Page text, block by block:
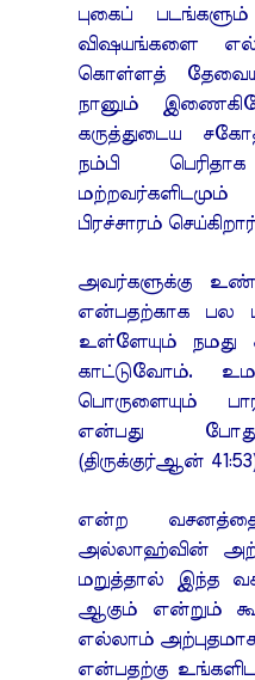
புகைப்
விஷயங்களை
கொள்ளத்
நானும்
கருத்துடைய
நம்பி
பிரச்சாரம்
அவர்களுக்கு
என்பதற்காக பல
உள்ளேயும் நமது
காட்டுவோம்.
பொருளையும்
என்பது
(திருக்குர்ஆன்
என்ற வசனத்தை
அல்லாஹ்வின்
மறுத்தால் இந்த
ஆகும் என்றும்
எல்லாம்
என்பதற்கு